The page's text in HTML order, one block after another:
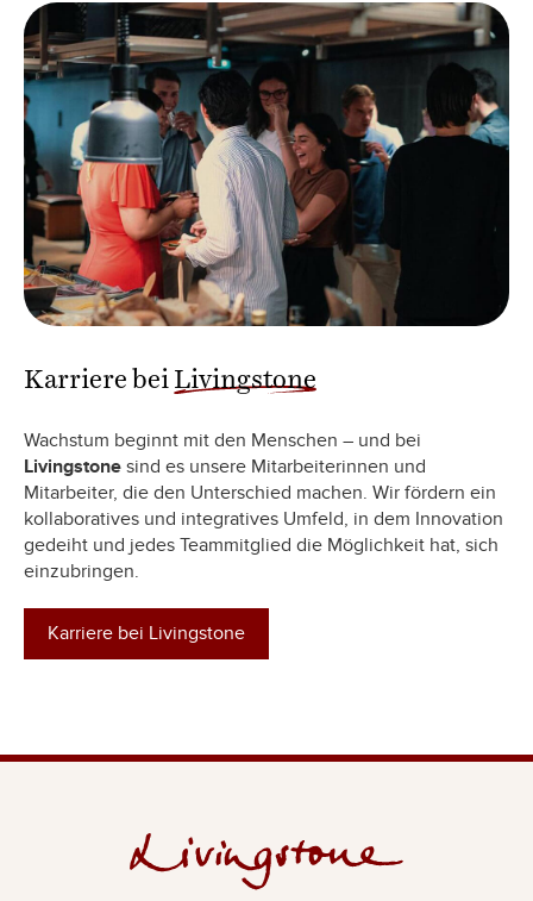
Karriere bei Livingstone
Wachstum beginnt mit den Menschen – und bei
Livingstone sind es unsere Mitarbeiterinnen und
Mitarbeiter, die den Unterschied machen. Wir fördern ein
kollaboratives und integratives Umfeld, in dem Innovation
gedeiht und jedes Teammitglied die Möglichkeit hat, sich
einzubringen.
Karriere bei Livingstone